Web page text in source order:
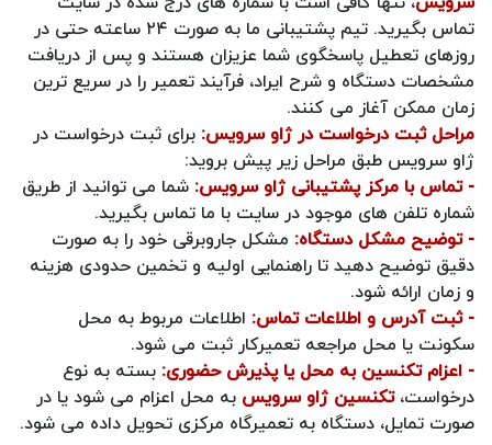
تماس بگیرید. تیم پشتیبانی ما به‌ صورت ۲۴ ساعته حتی در
روزهای تعطیل پاسخگوی شما عزیزان هستند و پس از دریافت
مشخصات دستگاه و شرح ایراد، فرآیند تعمیر را در سریع‌ ترین
زمان ممکن آغاز می‌ کنند.
مراحل ثبت درخواست در ژاو سرویس: برای ثبت درخواست در
ژاو سرویس طبق مراحل زیر پیش بروید:
- تماس با مرکز پشتیبانی ژاو سرویس: شما می‌ توانید از طریق
شماره تلفن‌ های موجود در سایت با ما تماس بگیرید.
- توضیح مشکل دستگاه: مشکل جاروبرقی خود را به‌ صورت
دقیق توضیح دهید تا راهنمایی اولیه و تخمین حدودی هزینه
و زمان ارائه شود.
- ثبت آدرس و اطلاعات تماس: اطلاعات مربوط به محل
سکونت یا محل مراجعه تعمیرکار ثبت می‌ شود.
- اعزام تکنسین به محل یا پذیرش حضوری: بسته به نوع
درخواست،تکنسین ژاو سرویس به محل اعزام می‌ شود یا در
صورت تمایل، دستگاه به تعمیرگاه مرکزی تحویل داده می‌ شود.